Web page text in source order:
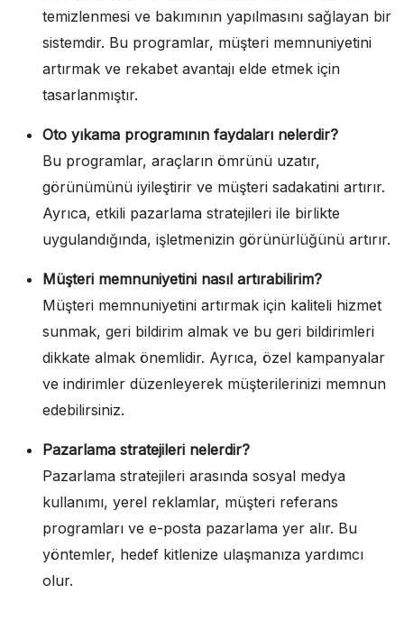
temizlenmesi ve bakımının yapılmasını sağlayan bir
sistemdir. Bu programlar, müşteri memnuniyetini
artırmak ve rekabet avantajı elde etmek için
tasarlanmıştır.
Oto yıkama programının faydaları nelerdir?
Bu programlar, araçların ömrünü uzatır,
görünümünü iyileştirir ve müşteri sadakatini artırır.
Ayrıca, etkili pazarlama stratejileri ile birlikte
uygulandığında, işletmenizin görünürlüğünü artırır.
Müşteri memnuniyetini nasıl artırabilirim?
Müşteri memnuniyetini artırmak için kaliteli hizmet
sunmak, geri bildirim almak ve bu geri bildirimleri
dikkate almak önemlidir. Ayrıca, özel kampanyalar
ve indirimler düzenleyerek müşterilerinizi memnun
edebilirsiniz.
Pazarlama stratejileri nelerdir?
Pazarlama stratejileri arasında sosyal medya
kullanımı, yerel reklamlar, müşteri referans
programları ve e-posta pazarlama yer alır. Bu
yöntemler, hedef kitlenize ulaşmanıza yardımcı
olur.